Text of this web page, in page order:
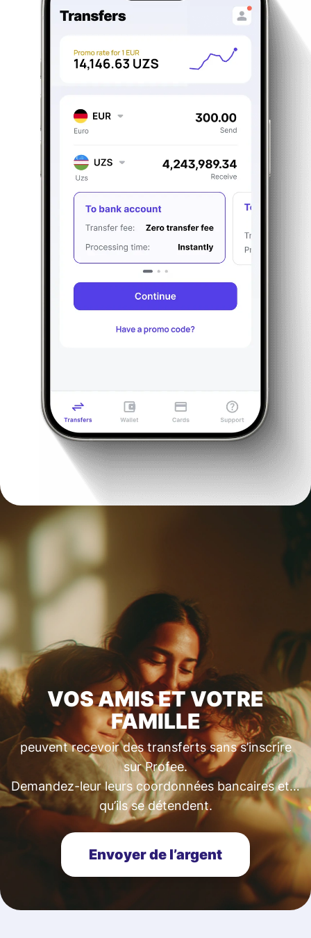
VOS AMIS ET VOTRE
FAMILLE
peuvent recevoir des transferts sans s’inscrire
sur Profee.
Demandez-leur leurs coordonnées bancaires et…
qu’ils se détendent.
Envoyer de l’argent